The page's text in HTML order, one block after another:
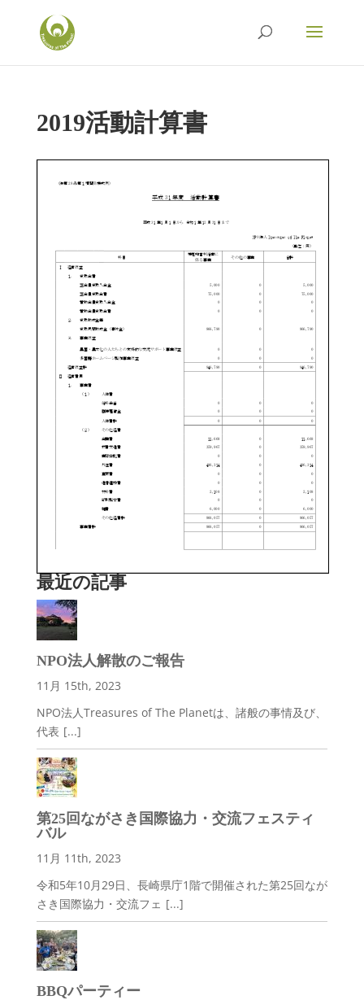
2019活動計算書
最近の記事
NPO法人解散のご報告
11月 15th, 2023
NPO法人Treasures of The Planetは、諸般の事情及び、
代表 [...]
第25回ながさき国際協力・交流フェスティ
バル
11月 11th, 2023
令和5年10月29日、長崎県庁1階で開催された第25回なが
さき国際協力・交流フェ [...]
BBQパーティー